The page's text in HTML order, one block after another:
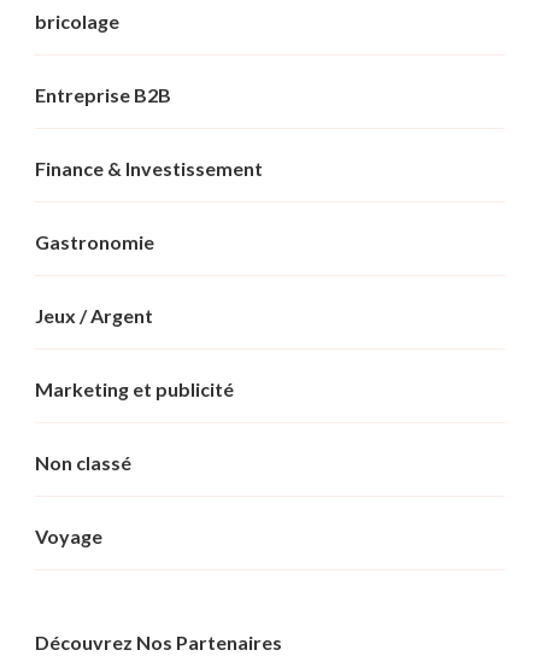
bricolage
Entreprise B2B
Finance & Investissement
Gastronomie
Jeux / Argent
Marketing et publicité
Non classé
Voyage
Découvrez Nos Partenaires